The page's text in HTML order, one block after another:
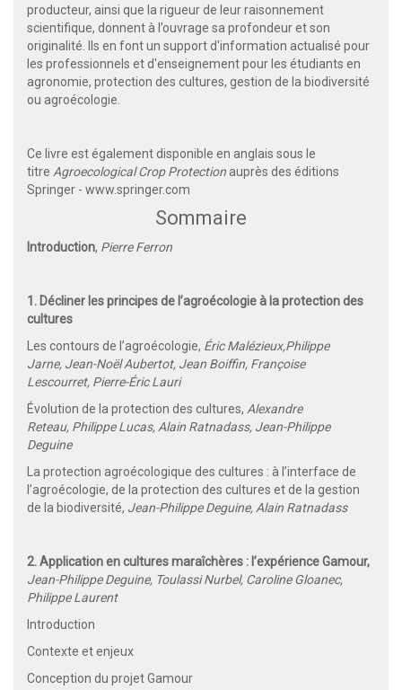
producteur, ainsi que la rigueur de leur raisonnement
scientifique, donnent à l’ouvrage sa profondeur et son
originalité. Ils en font un support d'information actualisé pour
les professionnels et d'enseignement pour les étudiants en
agronomie, protection des cultures, gestion de la biodiversité
ou agroécologie.
Ce livre est également disponible en anglais sous le
titre Agroecological Crop Protection auprès des éditions
Springer - www.springer.com
Sommaire
Introduction, Pierre Ferron
1. Décliner les principes de l’agroécologie à la protection des
cultures
Les contours de l’agroécologie, Éric Malézieux,Philippe
Jarne, Jean-Noël Aubertot, Jean Boiffin, Françoise
Lescourret, Pierre-Éric Lauri
Évolution de la protection des cultures, Alexandre
Reteau, Philippe Lucas, Alain Ratnadass, Jean-Philippe
Deguine
La protection agroécologique des cultures : à l’interface de
l’agroécologie, de la protection des cultures et de la gestion
de la biodiversité, Jean-Philippe Deguine, Alain Ratnadass
2. Application en cultures maraîchères : l’expérience Gamour,
Jean-Philippe Deguine, Toulassi Nurbel, Caroline Gloanec,
Philippe Laurent
Introduction
Contexte et enjeux
Conception du projet Gamour